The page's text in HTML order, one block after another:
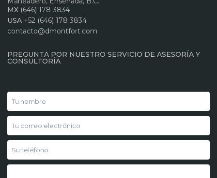
MX (646) 178 3834
USA +52 (646) 178 3834
contacto@dmontfort.com
PREGUNTA POR NUESTRO SERVICIO DE ASESORÍA Y
CONSULTORÍA